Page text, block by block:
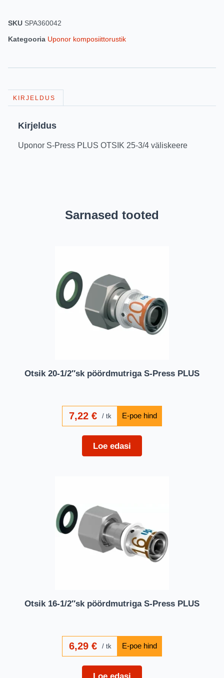
SKU SPA360042
Kategooria Uponor komposiittorustik
KIRJELDUS
Kirjeldus
Uponor S-Press PLUS OTSIK 25-3/4 väliskeere
Sarnased tooted
Otsik 20-1/2″sk pöördmutriga S-Press PLUS
7,22€ tk
Loe edasi
Otsik 16-1/2″sk pöördmutriga S-Press PLUS
6,29€ tk
Loe edasi